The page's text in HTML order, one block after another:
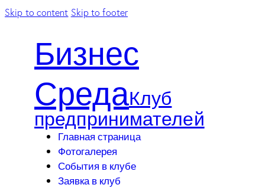
Skip to content Skip to footer
Бизнес
СредаКлуб
предпринимателей
Главная страница
Фотогалерея
События в клубе
Заявка в клуб